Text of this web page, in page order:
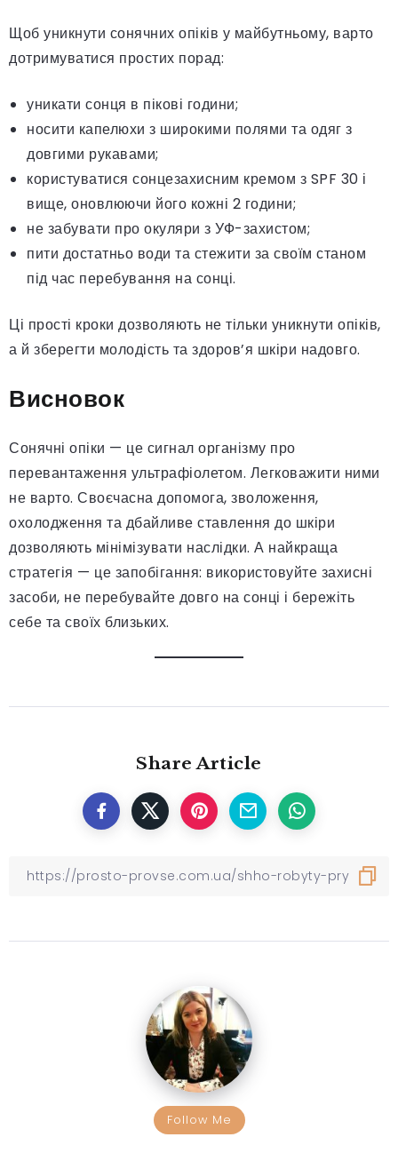
Щоб уникнути сонячних опіків у майбутньому, варто
дотримуватися простих порад:
уникати сонця в пікові години;
носити капелюхи з широкими полями та одяг з
довгими рукавами;
користуватися сонцезахисним кремом з SPF 30 і
вище, оновлюючи його кожні 2 години;
не забувати про окуляри з УФ-захистом;
пити достатньо води та стежити за своїм станом
під час перебування на сонці.
Ці прості кроки дозволяють не тільки уникнути опіків,
а й зберегти молодість та здоров’я шкіри надовго.
Висновок
Сонячні опіки — це сигнал організму про
перевантаження ультрафіолетом. Легковажити ними
не варто. Своєчасна допомога, зволоження,
охолодження та дбайливе ставлення до шкіри
дозволяють мінімізувати наслідки. А найкраща
стратегія — це запобігання: використовуйте захисні
засоби, не перебувайте довго на сонці і бережіть
себе та своїх близьких.
Share Article
Follow Me